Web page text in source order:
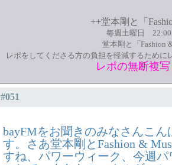
++堂本剛と「
毎週土曜日
堂本剛と「
レポをしてくださる方の負担を軽減するため
レポの無断複
#051
bayFMをお聞きのみなさんこ
す。さあ堂本剛とFashion &
すね、パワーウィーク、今週